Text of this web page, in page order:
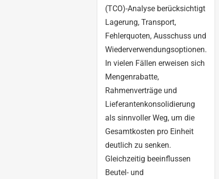
(TCO)-Analyse berücksichtigt
Lagerung, Transport,
Fehlerquoten, Ausschuss und
Wiederverwendungsoptionen.
In vielen Fällen erweisen sich
Mengenrabatte,
Rahmenverträge und
Lieferantenkonsolidierung
als sinnvoller Weg, um die
Gesamtkosten pro Einheit
deutlich zu senken.
Gleichzeitig beeinflussen
Beutel- und